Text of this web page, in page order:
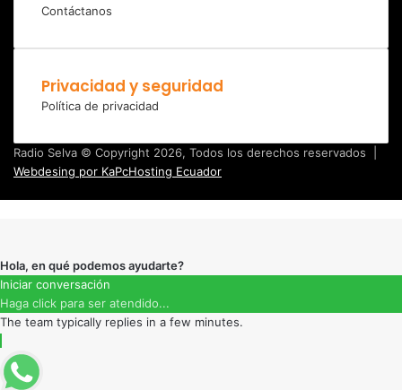
Contáctanos
Privacidad y seguridad
Política de privacidad
Radio Selva © Copyright 2026, Todos los derechos reservados |
Webdesing por KaPcHosting Ecuador
Hola, en qué podemos ayudarte?
Iniciar conversación
Haga click para ser atendido...
The team typically replies in a few minutes.